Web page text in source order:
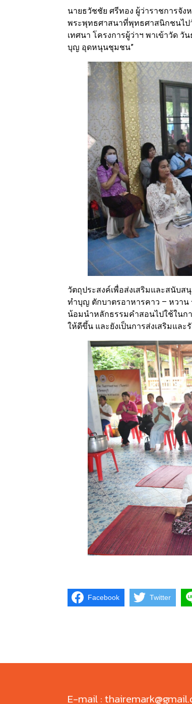
นายธวัชชัย ศรีทอง ผู้ว่าราชการจั
พระพุทธศาสนาที่พุทธศาสนิกชนไป
เทศนา โครงการผู้ว่าฯ พาเข้าวัด
บุญ อุดหนุนชุมชน”
วัตถุประสงค์เพื่อส่งเสริมและสนับส
ทำบุญ ตักบาตรอาหารคาว – หวาน
น้อมนำหลักธรรมคำสอนไปใช้ใน
ให้ดีขึ้น และยังเป็นการส่งเสริมแล
Facebook Twitter
E-mail :